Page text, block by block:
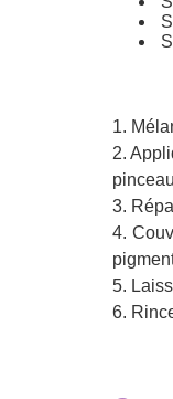
1.
2.
3.
4.
5.
6.